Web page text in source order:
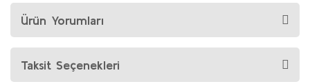
Ürün Yorumları
Taksit Seçenekleri